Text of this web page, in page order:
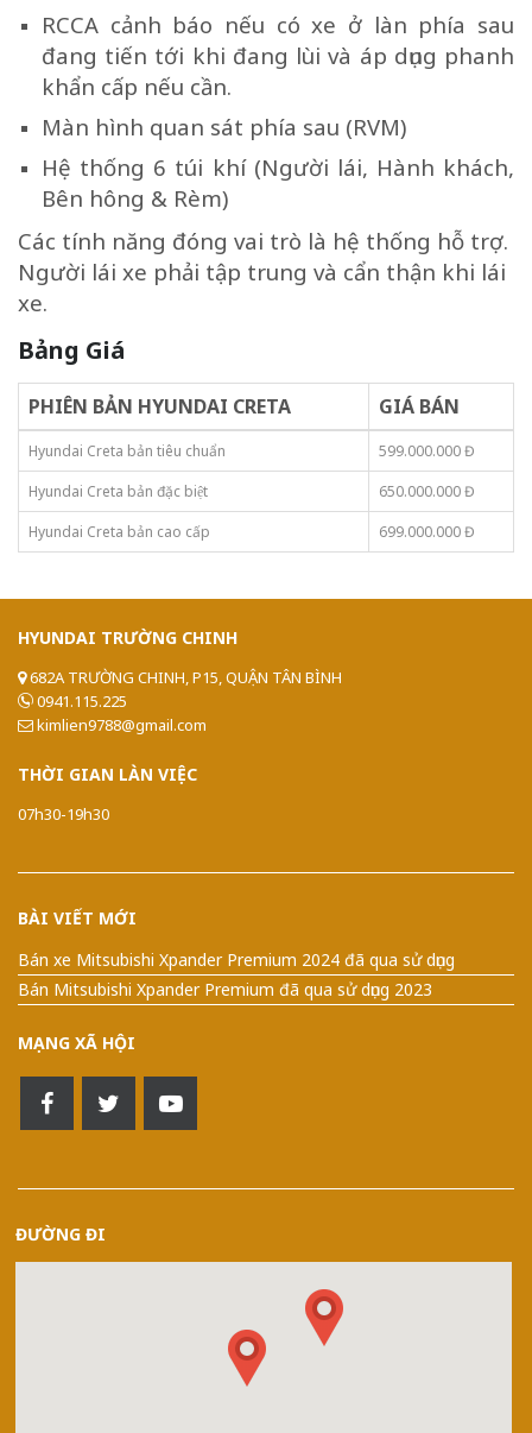
RCCA cảnh báo nếu có xe ở làn phía sau
đang tiến tới khi đang lùi và áp dụng phanh
khẩn cấp nếu cần.
Màn hình quan sát phía sau (RVM)
Hệ thống 6 túi khí (Người lái, Hành khách,
Bên hông & Rèm)
Các tính năng đóng vai trò là hệ thống hỗ trợ.
Người lái xe phải tập trung và cẩn thận khi lái
xe.
Bảng Giá
PHIÊN BẢN HYUNDAI CRETA GIÁ BÁN
Hyundai Creta bản tiêu chuẩn
599.000.000 Đ
Hyundai Creta bản đặc biệt
650.000.000 Đ
Hyundai Creta bản cao cấp
699.000.000 Đ
HYUNDAI TRƯỜNG CHINH
682A TRƯỜNG CHINH, P15, QUẬN TÂN BÌNH
0941.115.225
kimlien9788@gmail.com
THỜI GIAN LÀN VIỆC
07h30-19h30
BÀI VIẾT MỚI
Bán xe Mitsubishi Xpander Premium 2024 đã qua sử dụng
Bán Mitsubishi Xpander Premium đã qua sử dụng 2023
MẠNG XÃ HỘI
ĐƯỜNG ĐI